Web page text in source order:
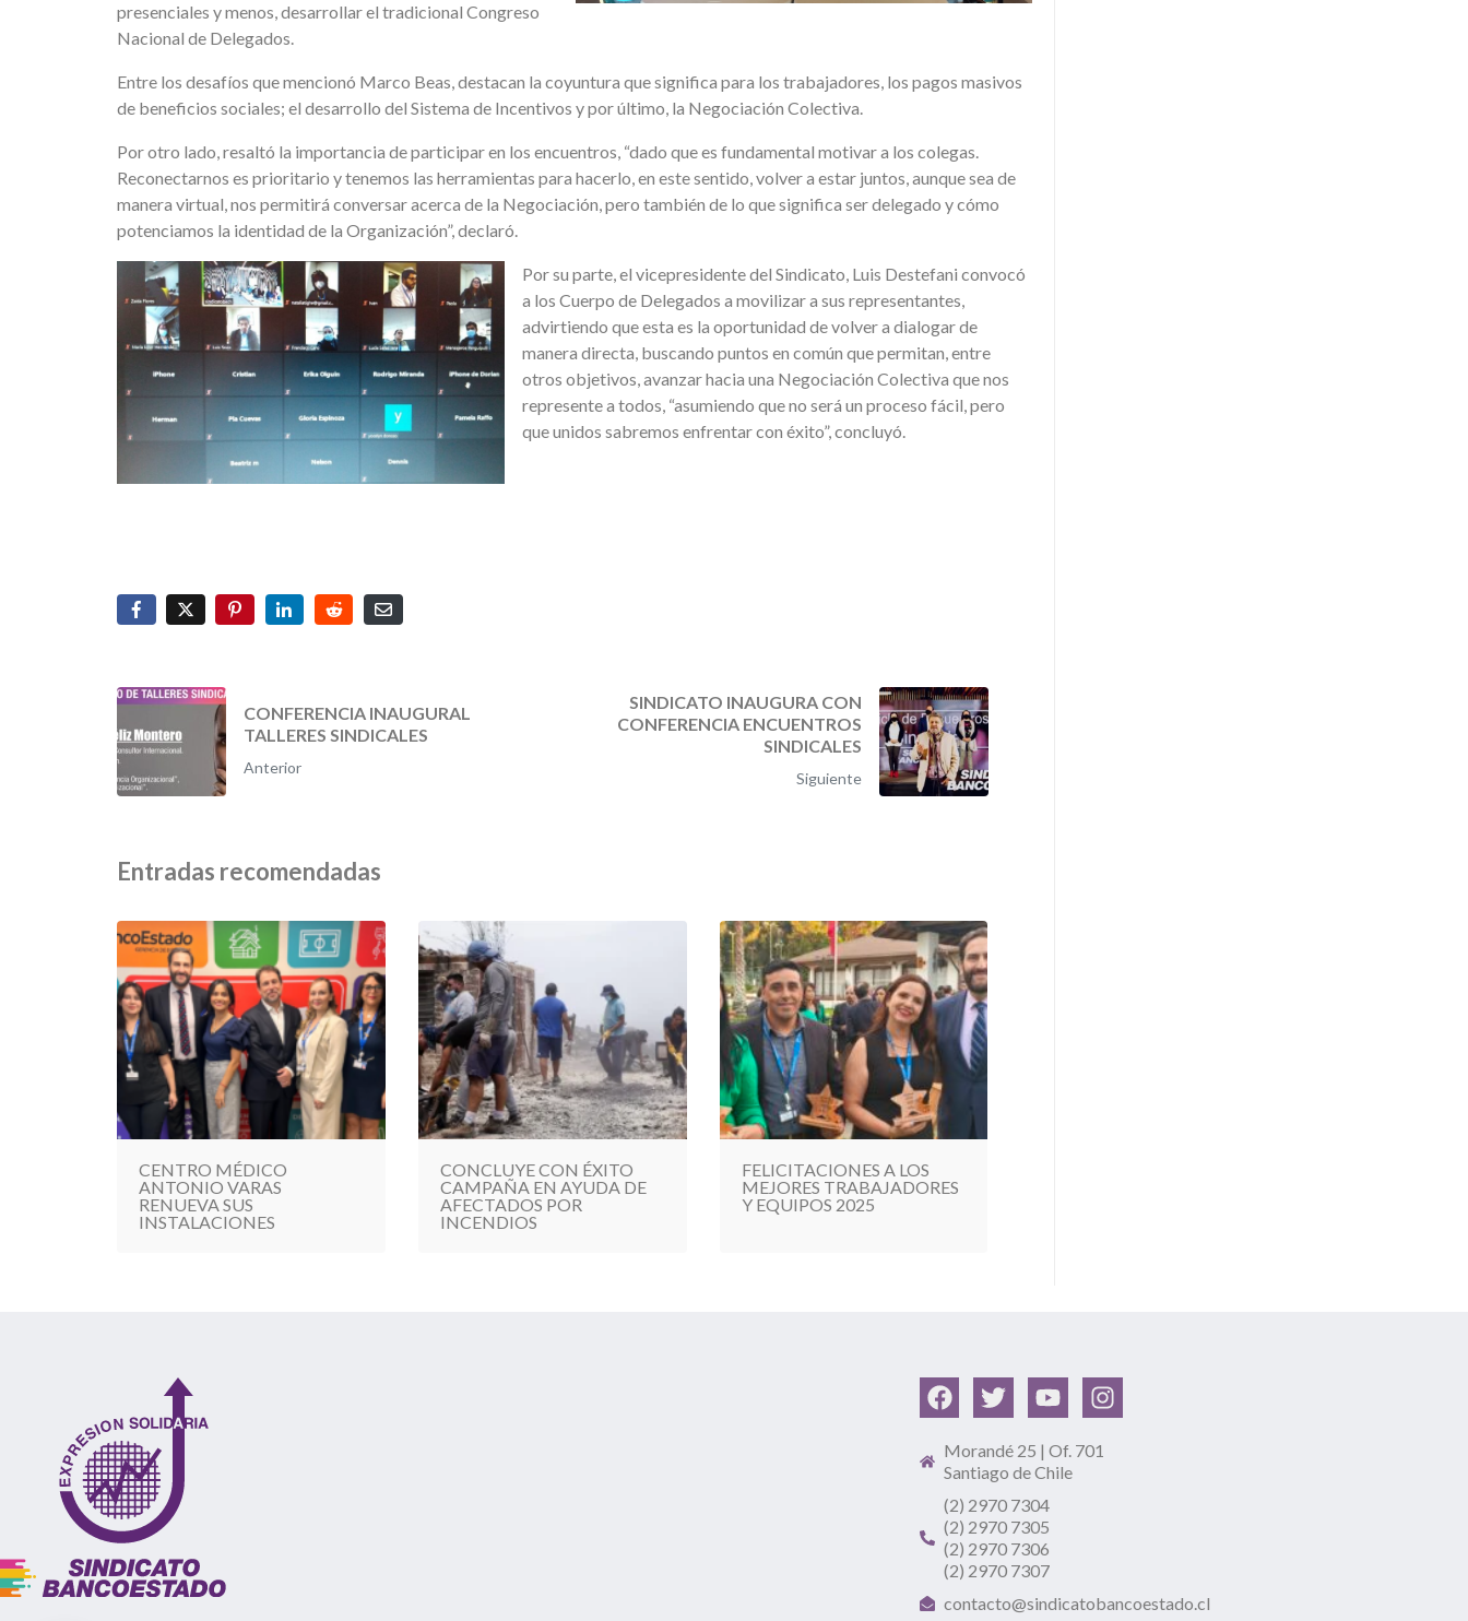
presenciales y menos, desarrollar el tradicional Congreso
Nacional de Delegados.
Entre los desafíos que mencionó Marco Beas, destacan la coyuntura que significa para los trabajadores, los pagos masivos
de beneficios sociales; el desarrollo del Sistema de Incentivos y por último, la Negociación Colectiva.
Por otro lado, resaltó la importancia de participar en los encuentros, “dado que es fundamental motivar a los colegas.
Reconectarnos es prioritario y tenemos las herramientas para hacerlo, en este sentido, volver a estar juntos, aunque sea de
manera virtual, nos permitirá conversar acerca de la Negociación, pero también de lo que significa ser delegado y cómo
potenciamos la identidad de la Organización”, declaró.
Por su parte, el vicepresidente del Sindicato, Luis Destefani convocó
a los Cuerpo de Delegados a movilizar a sus representantes,
advirtiendo que esta es la oportunidad de volver a dialogar de
manera directa, buscando puntos en común que permitan, entre
otros objetivos, avanzar hacia una Negociación Colectiva que nos
represente a todos, “asumiendo que no será un proceso fácil, pero
que unidos sabremos enfrentar con éxito”, concluyó.
CONFERENCIA INAUGURAL
TALLERES SINDICALES
Anterior
SINDICATO INAUGURA CON
CONFERENCIA ENCUENTROS
SINDICALES
Siguiente
Entradas recomendadas
CENTRO MÉDICO
ANTONIO VARAS
RENUEVA SUS
INSTALACIONES
CONCLUYE CON ÉXITO
CAMPAÑA EN AYUDA DE
AFECTADOS POR
INCENDIOS
FELICITACIONES A LOS
MEJORES TRABAJADORES
Y EQUIPOS 2025
Morandé 25 | Of. 701
Santiago de Chile
(2) 2970 7304
(2) 2970 7305
(2) 2970 7306
(2) 2970 7307
contacto@sindicatobancoestado.cl